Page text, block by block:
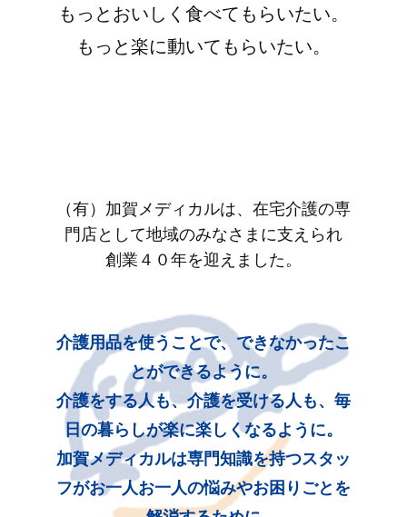
もっとおいしく食べてもらいたい。
もっと楽に動いてもらいたい。
（有）加賀メディカルは、在宅介護の専
門店として地域のみなさまに支えられ
創業４０年を迎えました。
介護用品を使うことで、できなかったこ
とができるように。
介護をする人も、介護を受ける人も、毎
日の暮らしが楽に楽しくなるように。
加賀メディカルは専門知識を持つスタッ
フがお一人お一人の悩みやお困りごとを